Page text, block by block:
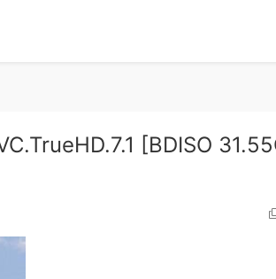
[BDISO